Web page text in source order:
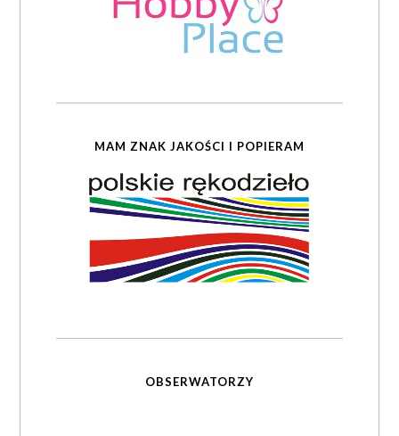
MAM ZNAK JAKOŚCI I POPIERAM
OBSERWATORZY